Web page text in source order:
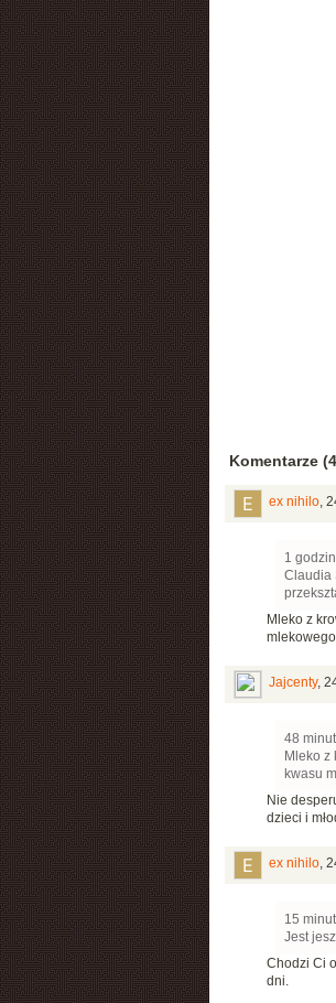
Komentarze
ex nihilo,
1
Claudia
Mleko z
Jajcenty,
48
Mleko z
kwasu
Nie
dzieci i
ex nihilo,
15
Jest
Chodzi Ci
dni.